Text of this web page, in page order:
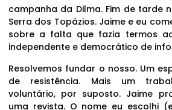
campanha da Dilma. Fim de tarde
Serra dos Topázios. Jaime e eu
sobre a falta que fazia termos
independente e democrático de
Resolvemos fundar o nosso. Um
de resistência. Mais um
voluntário, por suposto. Jaime
uma revista. O nome eu escolhi